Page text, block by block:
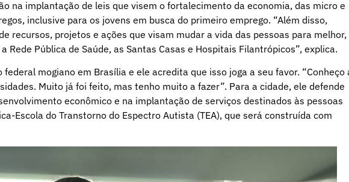
na implantação de leis que visem o fortalecimento da economia, das micro e
inclusive para os jovens em busca do primeiro emprego. “Além disso,
recursos, projetos e ações que visam mudar a vida das pessoas para melhor,
Pública de Saúde, as Santas Casas e Hospitais Filantrópicos”, explica.
mogiano em Brasília e ele acredita que isso joga a seu favor. “Conheço
Muito já foi feito, mas tenho muito a fazer”. Para a cidade, ele defende
econômico e na implantação de serviços destinados às pessoas
Escola do Transtorno do Espectro Autista (TEA), que será construída com